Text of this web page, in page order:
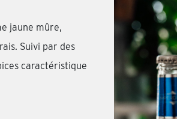
jaune mûre,
Suivi par des
caractéristique